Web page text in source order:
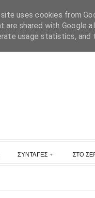
ΣΥΝΤΑΓΕΣ ΣΤΟ
uses cookies from
are shared with Google
usage statistics, and